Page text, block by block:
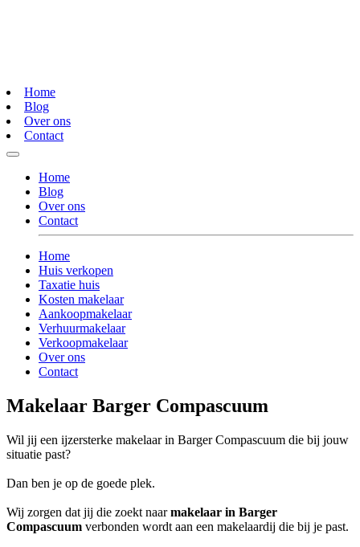
Home
Blog
Over ons
Contact
Home
Blog
Over ons
Contact
Home
Huis verkopen
Taxatie huis
Kosten makelaar
Aankoopmakelaar
Verhuurmakelaar
Verkoopmakelaar
Over ons
Contact
Makelaar Barger Compascuum
Wil jij een ijzersterke makelaar in Barger Compascuum die bij jouw
situatie past?
Dan ben je op de goede plek.
Wij zorgen dat jij die zoekt naarmakelaar in Barger
Compascuum verbonden wordt aan een makelaardij die bij je past.